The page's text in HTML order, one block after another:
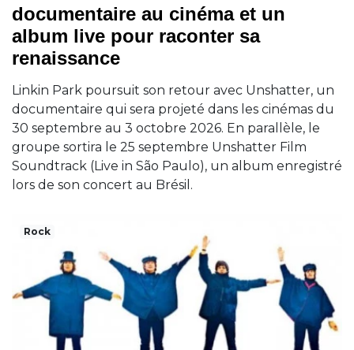
documentaire au cinéma et un
album live pour raconter sa
renaissance
Linkin Park poursuit son retour avec Unshatter, un
documentaire qui sera projeté dans les cinémas du
30 septembre au 3 octobre 2026. En parallèle, le
groupe sortira le 25 septembre Unshatter Film
Soundtrack (Live in São Paulo), un album enregistré
lors de son concert au Brésil.
Rock